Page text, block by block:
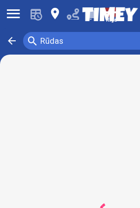
󰍜 󰍎 󰂚 Rīga
󰁍 Rūdas
󰍉